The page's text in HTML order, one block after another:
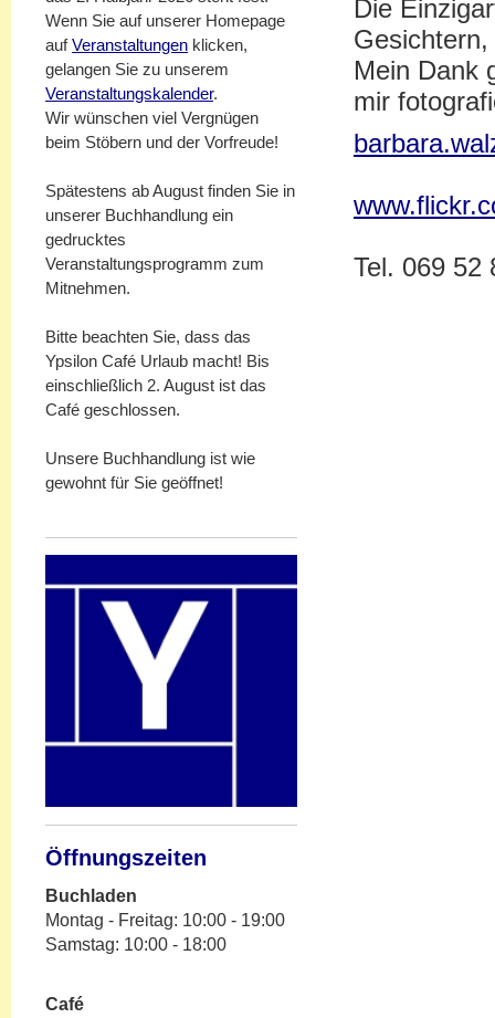
Wenn Sie auf unserer Homepage
aufVeranstaltungen klicken,
gelangen Sie zu unserem
Veranstaltungskalender.
Wir wünschen viel Vergnügen
beim Stöbern und der Vorfreude!
Spätestens ab August finden Sie in
unserer Buchhandlung ein
gedrucktes
Veranstaltungsprogramm zum
Mitnehmen.
Bitte beachten Sie, dass das
Ypsilon Café Urlaub macht! Bis
einschließlich 2. August ist das
Café geschlossen.
Unsere Buchhandlung ist wie
gewohnt für Sie geöffnet!
Öffnungszeiten
Buchladen
Montag - Freitag: 10:00 - 19:00
Samstag: 10:00 - 18:00
Café
Die
Mein Dank
mir
Tel. 069 52